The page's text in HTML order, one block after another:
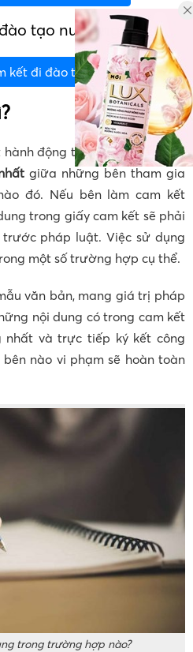
tạo nước ngoài
kết đi đào tạo nước ngoài
động thực hiện những lời
giữa những bên tham gia
đó. Nếu bên làm cam kết
trong giấy cam kết sẽ phải
pháp luật. Việc sử dụng
một số trường hợp cụ thể.
văn bản, mang giá trị pháp
nội dung có trong cam kết
nhất và trực tiếp ký kết công
nào vi phạm sẽ hoàn toàn
trong trường hợp nào?